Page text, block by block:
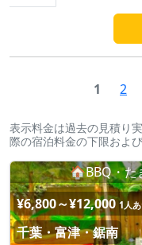
1 2
表示料金は過去の見積り
際の宿泊料金の下限およ
🏠BBQ・た
¥6,800～¥12,000 1人
千葉・富津・鋸南